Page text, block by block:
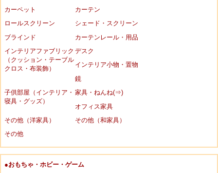
カーペット
カーテン
ロールスクリーン
シェード・スクリーン
ブラインド
カーテンレール・用品
インテリアファブリック
（クッション・テーブル
クロス・布装飾）
デスク
インテリア小物・置物
鏡
子供部屋（インテリア・
寝具・グッズ）
家具・ねんね(⇒)
オフィス家具
その他（洋家具）
その他（和家具）
その他
●おもちゃ・ホビー・ゲーム